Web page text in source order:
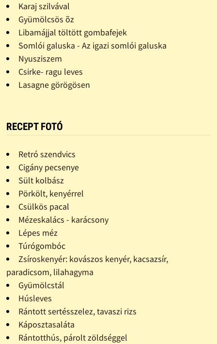
Karaj szilvával
Gyümölcsös õz
Libamájjal töltött gombafejek
Somlói galuska - Az igazi somlói galuska
Nyusziszem
Csirke- ragu leves
Lasagne görögösen
RECEPT FOTÓ
Retró szendvics
Cigány pecsenye
Sült kolbász
Pörkölt, kenyérrel
Csülkös pacal
Mézeskalács - karácsony
Lépes méz
Túrógombóc
Zsíroskenyér: kovászos kenyér, kacsazsír,
paradicsom, lilahagyma
Gyümölcstál
Húsleves
Rántott sertésszelez, tavaszi rizs
Káposztasaláta
Rántotthús, párolt zöldséggel